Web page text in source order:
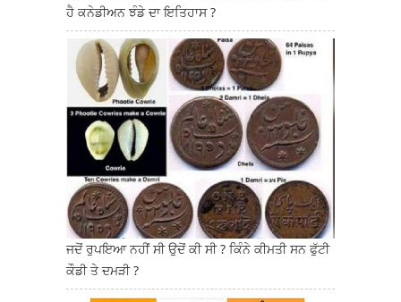
ਹੈ ਕਨੇਡੀਅਨ ਝੰਡੇ ਦਾ ਇਤਿਹਾਸ ?
ਜਦੋਂ ਰੁਪਇਆ ਨਹੀਂ ਸੀ ਉਦੋਂ ਕੀ ਸੀ ? ਕਿੰਨੇ ਕੀਮਤੀ ਸਨ ਫੁੱਟੀ
ਕੌਡੀ ਤੇ ਦਮੜੀ ?